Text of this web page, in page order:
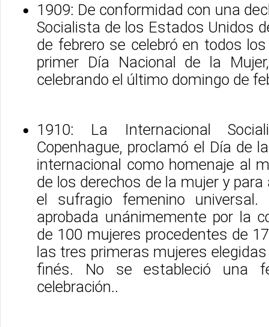
1909: De conformidad con una
Socialista de los Estados Unidos
de febrero se celebró en todos
primer Día Nacional de la
celebrando el último domingo de
1910: La Internacional
Copenhague, proclamó el Día de
internacional como homenaje al
de los derechos de la mujer y
el sufragio femenino
aprobada unánimemente por la
de 100 mujeres procedentes de
las tres primeras mujeres
finés. No se estableció una
celebración..